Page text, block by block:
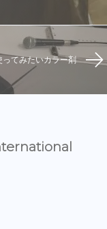
ってみたいカラー剤